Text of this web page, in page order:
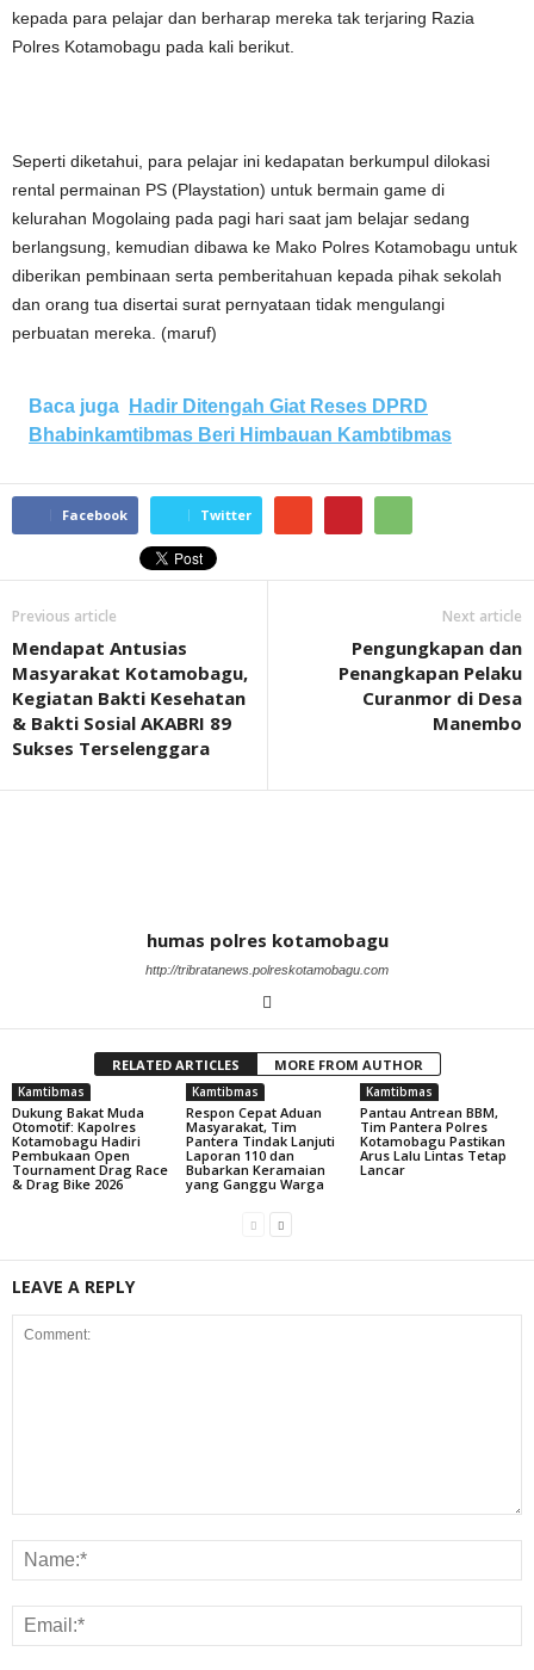
kepada para pelajar dan berharap mereka tak terjaring Razia
Polres Kotamobagu pada kali berikut.
Seperti diketahui, para pelajar ini kedapatan berkumpul dilokasi
rental permainan PS (Playstation) untuk bermain game di
kelurahan Mogolaing pada pagi hari saat jam belajar sedang
berlangsung, kemudian dibawa ke Mako Polres Kotamobagu untuk
diberikan pembinaan serta pemberitahuan kepada pihak sekolah
dan orang tua disertai surat pernyataan tidak mengulangi
perbuatan mereka. (maruf)
Baca juga
Hadir Ditengah Giat Reses DPRD
Bhabinkamtibmas Beri Himbauan Kambtibmas
Facebook Twitter
Previous article
Mendapat Antusias
Masyarakat Kotamobagu,
Kegiatan Bakti Kesehatan
& Bakti Sosial AKABRI 89
Sukses Terselenggara
Next article
Pengungkapan dan
Penangkapan Pelaku
Curanmor di Desa
Manembo
humas polres kotamobagu
http://tribratanews.polreskotamobagu.com
RELATED ARTICLES MORE FROM AUTHOR
Kamtibmas
Dukung Bakat Muda
Otomotif: Kapolres
Kotamobagu Hadiri
Pembukaan Open
Tournament Drag Race
& Drag Bike 2026
Kamtibmas
Respon Cepat Aduan
Masyarakat, Tim
Pantera Tindak Lanjuti
Laporan 110 dan
Bubarkan Keramaian
yang Ganggu Warga
Kamtibmas
Pantau Antrean BBM,
Tim Pantera Polres
Kotamobagu Pastikan
Arus Lalu Lintas Tetap
Lancar
LEAVE A REPLY